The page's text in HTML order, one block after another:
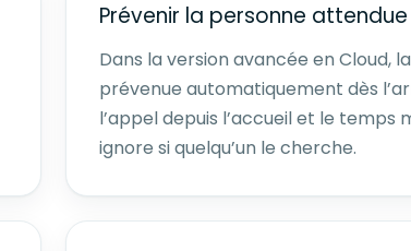
Prévenir la personne attendue
Dans la version avancée en Cloud,
prévenue automatiquement dès
l’appel depuis l’accueil et le
ignore si quelqu’un le cherche.